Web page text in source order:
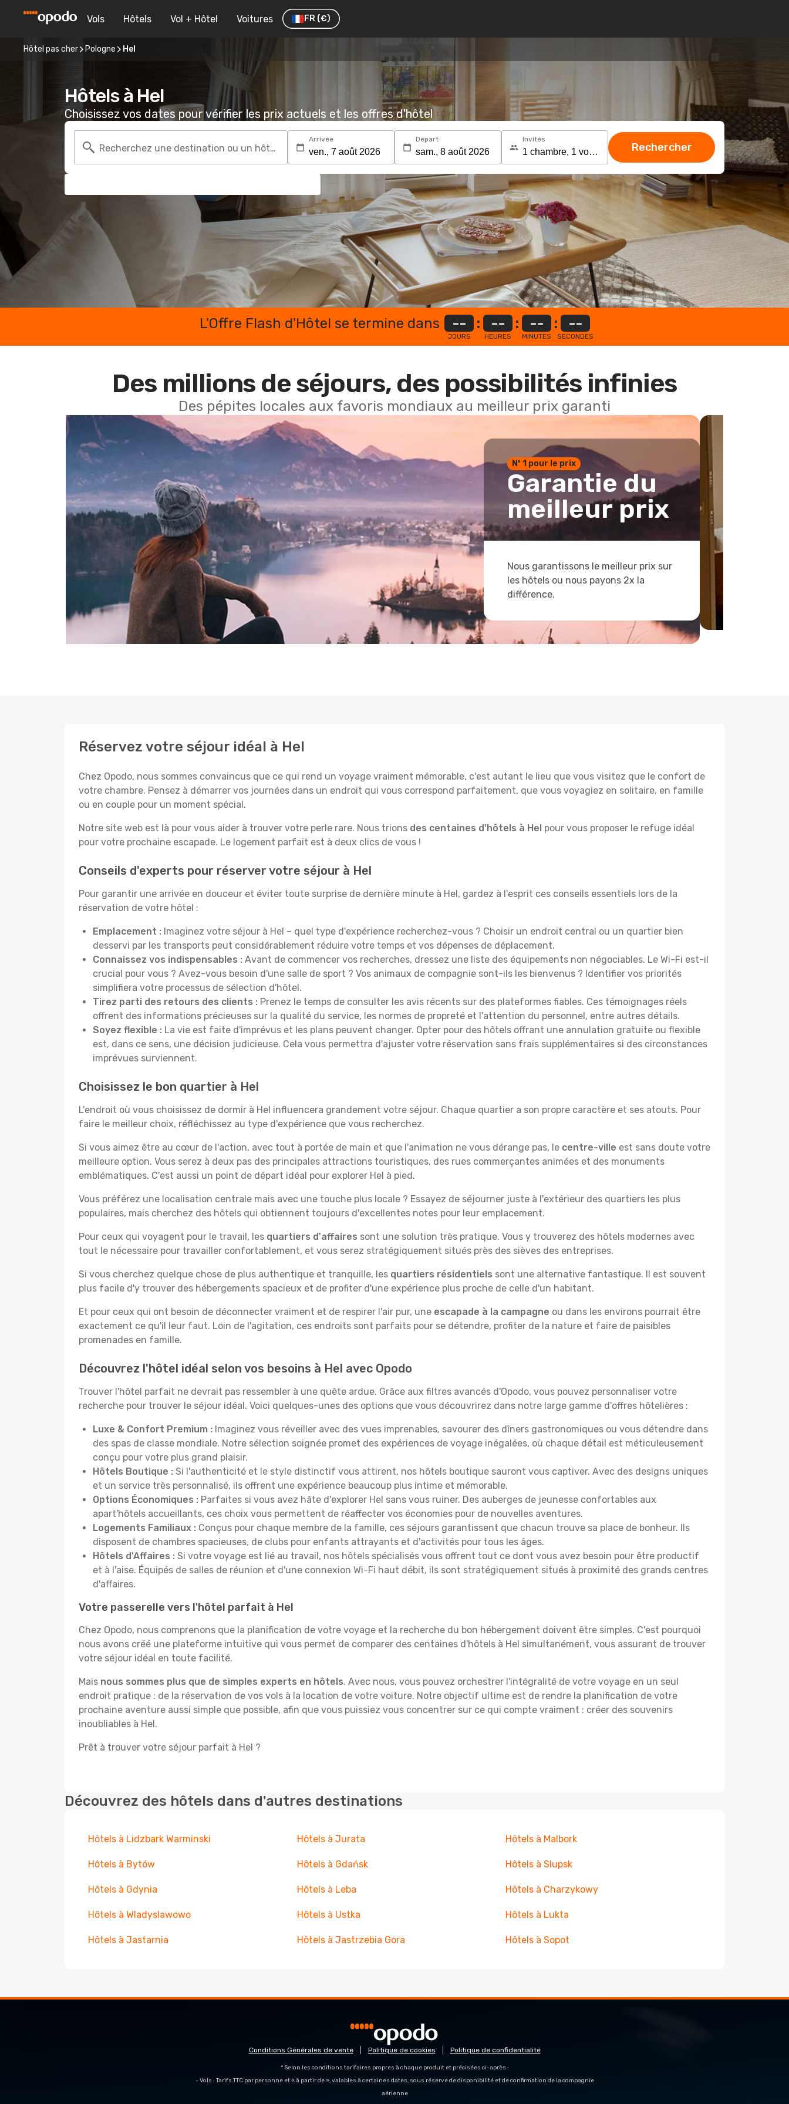
Vols Hôtels Vol + Hôtel Voitures FR (€)
Hôtel pas cher Pologne Hel
Hôtels à Hel
Choisissez vos dates pour vérifier les prix actuels et les offres d'hôtel
Recherchez une destination ou un hôtel
Arrivée Départ Invités
Rechercher
L'Offre Flash d'Hôtel se termine dans --
JOURS
: --
HEURES
: --
MINUTES
: --
SECONDES
Des millions de séjours, des possibilités infinies
Des pépites locales aux favoris mondiaux au meilleur prix garanti
Nº 1 pour le prix
Garantie du
meilleur prix
Nous garantissons le meilleur prix sur
les hôtels ou nous payons 2x la
différence.
Réservez votre séjour idéal à Hel
Chez Opodo, nous sommes convaincus que ce qui rend un voyage vraiment mémorable, c'est autant le lieu que vous visitez que le confort de
votre chambre. Pensez à démarrer vos journées dans un endroit qui vous correspond parfaitement, que vous voyagiez en solitaire, en famille
ou en couple pour un moment spécial.
Notre site web est là pour vous aider à trouver votre perle rare. Nous trions des centaines d'hôtels à Hel pour vous proposer le refuge idéal
pour votre prochaine escapade. Le logement parfait est à deux clics de vous !
Conseils d'experts pour réserver votre séjour à Hel
Pour garantir une arrivée en douceur et éviter toute surprise de dernière minute à Hel, gardez à l'esprit ces conseils essentiels lors de la
réservation de votre hôtel :
Emplacement : Imaginez votre séjour à Hel – quel type d'expérience recherchez-vous ? Choisir un endroit central ou un quartier bien
desservi par les transports peut considérablement réduire votre temps et vos dépenses de déplacement.
Connaissez vos indispensables : Avant de commencer vos recherches, dressez une liste des équipements non négociables. Le Wi-Fi est-il
crucial pour vous ? Avez-vous besoin d'une salle de sport ? Vos animaux de compagnie sont-ils les bienvenus ? Identifier vos priorités
simplifiera votre processus de sélection d'hôtel.
Tirez parti des retours des clients : Prenez le temps de consulter les avis récents sur des plateformes fiables. Ces témoignages réels
offrent des informations précieuses sur la qualité du service, les normes de propreté et l'attention du personnel, entre autres détails.
Soyez flexible : La vie est faite d'imprévus et les plans peuvent changer. Opter pour des hôtels offrant une annulation gratuite ou flexible
est, dans ce sens, une décision judicieuse. Cela vous permettra d'ajuster votre réservation sans frais supplémentaires si des circonstances
imprévues surviennent.
Choisissez le bon quartier à Hel
L'endroit où vous choisissez de dormir à Hel influencera grandement votre séjour. Chaque quartier a son propre caractère et ses atouts. Pour
faire le meilleur choix, réfléchissez au type d'expérience que vous recherchez.
Si vous aimez être au cœur de l'action, avec tout à portée de main et que l'animation ne vous dérange pas, le centre-ville est sans doute votre
meilleure option. Vous serez à deux pas des principales attractions touristiques, des rues commerçantes animées et des monuments
emblématiques. C'est aussi un point de départ idéal pour explorer Hel à pied.
Vous préférez une localisation centrale mais avec une touche plus locale ? Essayez de séjourner juste à l'extérieur des quartiers les plus
populaires, mais cherchez des hôtels qui obtiennent toujours d'excellentes notes pour leur emplacement.
Pour ceux qui voyagent pour le travail, les quartiers d'affaires sont une solution très pratique. Vous y trouverez des hôtels modernes avec
tout le nécessaire pour travailler confortablement, et vous serez stratégiquement situés près des sièves des entreprises.
Si vous cherchez quelque chose de plus authentique et tranquille, les quartiers résidentiels sont une alternative fantastique. Il est souvent
plus facile d'y trouver des hébergements spacieux et de profiter d'une expérience plus proche de celle d'un habitant.
Et pour ceux qui ont besoin de déconnecter vraiment et de respirer l'air pur, une escapade à la campagne ou dans les environs pourrait être
exactement ce qu'il leur faut. Loin de l'agitation, ces endroits sont parfaits pour se détendre, profiter de la nature et faire de paisibles
promenades en famille.
Découvrez l'hôtel idéal selon vos besoins à Hel avec Opodo
Trouver l'hôtel parfait ne devrait pas ressembler à une quête ardue. Grâce aux filtres avancés d'Opodo, vous pouvez personnaliser votre
recherche pour trouver le séjour idéal. Voici quelques-unes des options que vous découvrirez dans notre large gamme d'offres hôtelières :
Luxe & Confort Premium : Imaginez vous réveiller avec des vues imprenables, savourer des dîners gastronomiques ou vous détendre dans
des spas de classe mondiale. Notre sélection soignée promet des expériences de voyage inégalées, où chaque détail est méticuleusement
conçu pour votre plus grand plaisir.
Hôtels Boutique : Si l'authenticité et le style distinctif vous attirent, nos hôtels boutique sauront vous captiver. Avec des designs uniques
et un service très personnalisé, ils offrent une expérience beaucoup plus intime et mémorable.
Options Économiques : Parfaites si vous avez hâte d'explorer Hel sans vous ruiner. Des auberges de jeunesse confortables aux
apart'hôtels accueillants, ces choix vous permettent de réaffecter vos économies pour de nouvelles aventures.
Logements Familiaux : Conçus pour chaque membre de la famille, ces séjours garantissent que chacun trouve sa place de bonheur. Ils
disposent de chambres spacieuses, de clubs pour enfants attrayants et d'activités pour tous les âges.
Hôtels d'Affaires : Si votre voyage est lié au travail, nos hôtels spécialisés vous offrent tout ce dont vous avez besoin pour être productif
et à l'aise. Équipés de salles de réunion et d'une connexion Wi-Fi haut débit, ils sont stratégiquement situés à proximité des grands centres
d'affaires.
Votre passerelle vers l'hôtel parfait à Hel
Chez Opodo, nous comprenons que la planification de votre voyage et la recherche du bon hébergement doivent être simples. C'est pourquoi
nous avons créé une plateforme intuitive qui vous permet de comparer des centaines d'hôtels à Hel simultanément, vous assurant de trouver
votre séjour idéal en toute facilité.
Mais nous sommes plus que de simples experts en hôtels. Avec nous, vous pouvez orchestrer l'intégralité de votre voyage en un seul
endroit pratique : de la réservation de vos vols à la location de votre voiture. Notre objectif ultime est de rendre la planification de votre
prochaine aventure aussi simple que possible, afin que vous puissiez vous concentrer sur ce qui compte vraiment : créer des souvenirs
inoubliables à Hel.
Prêt à trouver votre séjour parfait à Hel ?
Découvrez des hôtels dans d'autres destinations
Hôtels à Lidzbark Warminski Hôtels à Jurata Hôtels à Malbork
Hôtels à Bytów Hôtels à Gdańsk Hôtels à Slupsk
Hôtels à Gdynia Hôtels à Leba Hôtels à Charzykowy
Hôtels à Wladyslawowo Hôtels à Ustka Hôtels à Lukta
Hôtels à Jastarnia Hôtels à Jastrzebia Gora Hôtels à Sopot
Conditions Générales de vente Politique de cookies Politique de confidentialité
* Selon les conditions tarifaires propres à chaque produit et précisées ci-après :
- Vols : Tarifs TTC par personne et « à partir de », valables à certaines dates, sous réserve de disponibilité et de confirmation de la compagnie
aérienne